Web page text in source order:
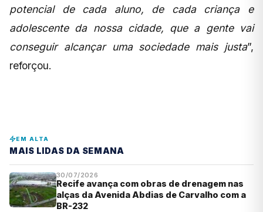
potencial de cada aluno, de cada criança e
adolescente da nossa cidade, que a gente vai
conseguir alcançar uma sociedade mais justa”,
reforçou.
EM ALTA
MAIS LIDAS DA SEMANA
30/07/2026
Recife avança com obras de drenagem nas
alças da Avenida Abdias de Carvalho com a
BR-232